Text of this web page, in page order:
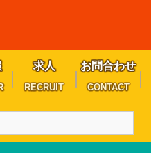
求人
RECRUIT
お問合わせ
CONTACT